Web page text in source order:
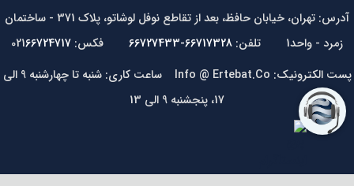
آدرس: تهران، خیابان حافظ، بعد از تقاطع نوفل لوشاتو، پلاک 371 - ساختمان
زمرد - واحد1 تلفن:
66717328-66727433 فکس: 021 66724717
پست الکترونیک: Info @ Ertebat.Co ساعت کاری: شنبه تا چهارشنبه 9 الی
17، پنجشنبه 9 الی 13